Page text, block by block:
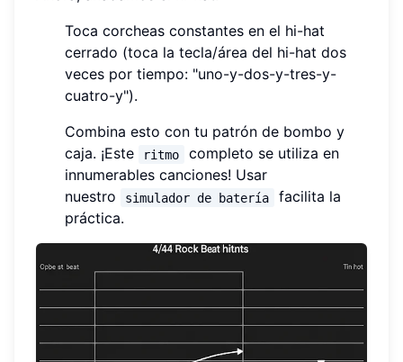
Toca corcheas constantes en el hi-hat
cerrado (toca la tecla/área del hi-hat dos
veces por tiempo: "uno-y-dos-y-tres-y-
cuatro-y").
Combina esto con tu patrón de bombo y
caja. ¡Este
ritmo
completo se utiliza en
innumerables canciones! Usar
nuestro
simulador de batería
facilita la
práctica.